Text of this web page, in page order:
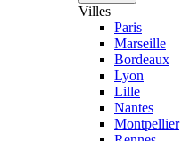
Villes
Paris
Marseille
Bordeaux
Lyon
Lille
Nantes
Montpellier